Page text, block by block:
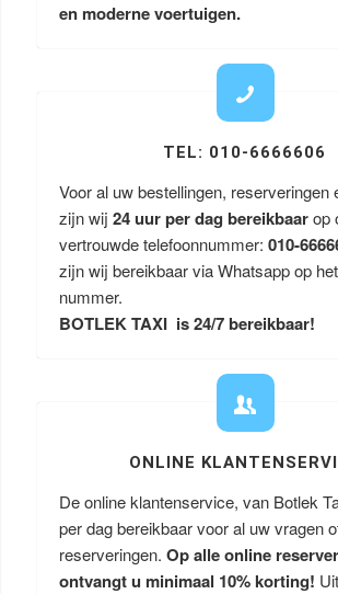
en moderne voertuigen.
TEL: 010-6666606
Voor al uw bestellingen, reserveringen
zijn wij 24 uur per dag bereikbaarop
vertrouwde telefoonnummer: 010-
zijn wij bereikbaar via Whatsapp op
nummer.
BOTLEK TAXI is 24/7 bereikbaar!
ONLINE
De online klantenservice, van Botlek
per dag bereikbaar voor al uw vragen
reserveringen. Op alle online
ontvangt u minimaal 10% korting!